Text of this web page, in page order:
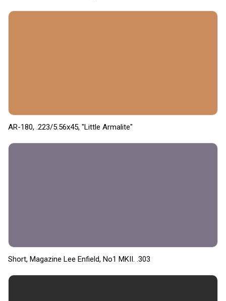
AR-180, .223/5.56x45, "Little Armalite"
Short, Magazine Lee Enfield, No1 MKII. .303